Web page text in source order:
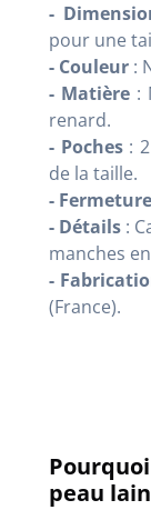
-
pour une
- Couleur :
- Matière :
renard.
- Poches: 2
de la taille.
- Fermeture
- Détails :
manches
-
(France).
peau